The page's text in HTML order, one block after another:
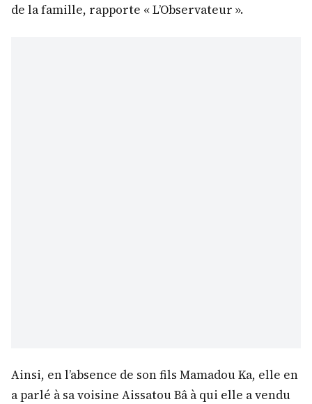
de la famille, rapporte « L’Observateur ».
Ainsi, en l’absence de son fils Mamadou Ka, elle en
a parlé à sa voisine Aissatou Bâ à qui elle a vendu